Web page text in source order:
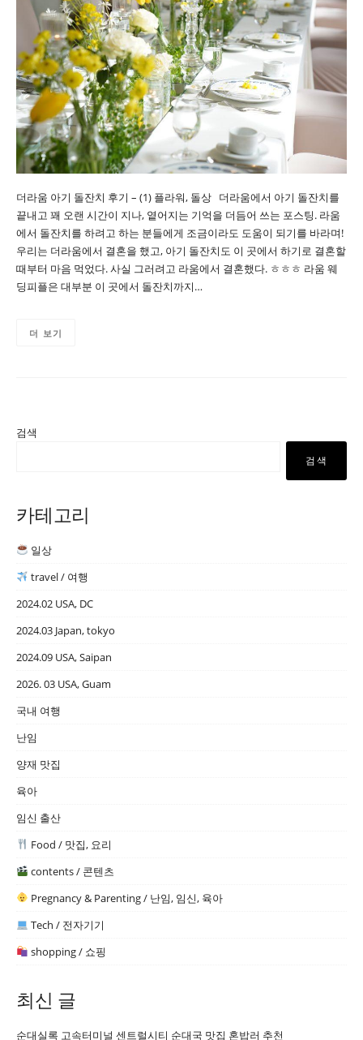
더라움 아기 돌잔치 후기 – (1) 플라워, 돌상 더라움에서 아기 돌잔치를
끝내고 꽤 오랜 시간이 지나, 옅어지는 기억을 더듬어 쓰는 포스팅. 라움
에서 돌잔치를 하려고 하는 분들에게 조금이라도 도움이 되기를 바라며!
우리는 더라움에서 결혼을 했고, 아기 돌잔치도 이 곳에서 하기로 결혼할
때부터 마음 먹었다. 사실 그러려고 라움에서 결혼했다. ㅎㅎㅎ 라움 웨
딩피플은 대부분 이 곳에서 돌잔치까지…
더 보기
검색
검색
카테고리
일상
travel / 여행
2024.02 USA, DC
2024.03 Japan, tokyo
2024.09 USA, Saipan
2026. 03 USA, Guam
국내 여행
난임
양재 맛집
육아
임신 출산
Food / 맛집, 요리
contents / 콘텐츠
Pregnancy & Parenting / 난임, 임신, 육아
Tech / 전자기기
shopping / 쇼핑
최신 글
순대실록 고속터미널 센트럴시티 순대국 맛집 혼밥러 추천